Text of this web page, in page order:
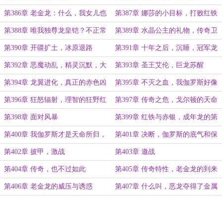
第386章 老金龙：什么，我女儿也
不回来了？！
第387章 娜莎的小目标，打败红铁
龙
第388章 唯我独尊龙皇铠？不正常
的金龙一家
第389章 水晶公主的礼物，传奇卫
士
第390章 开疆扩土，冰原退路 第391章 十年之后，沉睡，冠军龙
第392章 恶魔动乱，精灵沉默，大
陆统一，王城之战
第393章 圣王艾伦，巨龙苏醒
第394章 龙翼进化，真正的赤色凶
翼
第395章 不灭之血，我伽罗斯好像
无敌了
第396章 狂怒辐射，理智的狂野红
铁龙
第397章 传奇之危，戈尔顿的天命
论。
第398章 面对风暴 第399章 红铁与赤银，成年龙的第
一次
第400章 我伽罗斯才是天命所归，
危险来袭
第401章 决断，伽罗斯的底气和保
险
第402章 披甲，激战 第403章 邀战
第404章 传奇，也不过如此 第405章 传奇特性，老金龙的到来
第406章 老金龙的威压与诱惑 第407章 什么叫，恶龙夺得了金属